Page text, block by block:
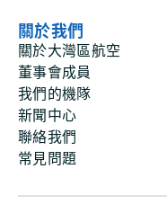
關於我們
關於大灣區航空
董事會成員
我們的機隊
新聞中心
聯絡我們
常見問題